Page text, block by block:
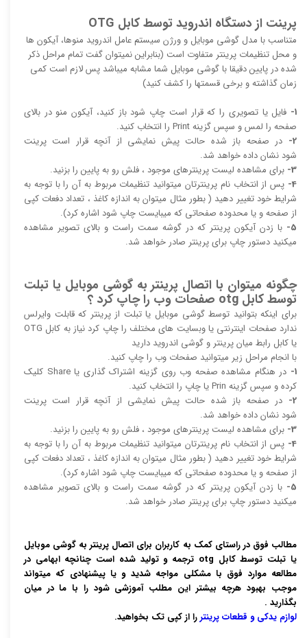
پرینت از دستگاه اندروید توسط کابل OTG
متناسب با مدل گوشی موبایل و ورژن سیستم عامل اندروید منوها، آیکون ها
و محل تنظیمات پرینتر متفاوت است (بنابراین نمیتوان گفت تمام مراحل ذکر
شده در پایین دقیقا با گوشی موبایل شما مشابه میباشد پس لازم است کمی
زمان گذاشته و برخی قسمتها را کشف کنید)
1- فایل یا تصویری را که قرار است چاپ شود باز کنید، آیکون منو در بالای
صفحه را لمس و سپس گزینه Print را انتخاب کنید.
2-
در صفحه باز شده حالت پیش نمایشی از آنچه قرار است پرینت
شود نشان داده خواهد شد.
3- برای مشاهده لیست پرینترهای موجود ، فلش رو به پایین را بزنید.
4- پس از انتخاب نام پرینترتان میتوانید تنظیمات مربوط به آن را با توجه به
شرایط خود تغییر دهید ( بطور مثال میتوان به اندازه کاغذ ، تعداد دفعات کپی
از صفحه و یا محدوده صفحاتی که میبایست چاپ شود اشاره کرد).
5-
با زدن آیکون پرینتر که در گوشه سمت راست و بالای تصویر مشاهده
میکنید دستور چاپ برای پرینتر صادر خواهد شد.
چگونه میتوان با اتصال پرینتر به گوشی موبایل یا تبلت
توسط کابل otg صفحات وب را چاپ کرد ؟
برای اینکه بتوانید توسط گوشی موبایل یا تبلت از پرینتر که قابلت وایرلس
ندارد صفحات اینترنتی یا وبسایت های مختلف را چاپ کرد نیاز به کابل OTG
یا کابل رابط میان پرینتر و گوشی اندروید دارید
با انجام مراحل زیر میتوانید صفحات وب را چاپ کنید.
1-
در هنگام مشاهده صفحه وب روی گزینه اشتراک گذاری یا Share کلیک
کرده و سپس گزینه Prin یا چاپ را انتخاب کنید.
2-
در صفحه باز شده حالت پیش نمایشی از آنچه قرار است پرینت
شود نشان داده خواهد شد.
3- برای مشاهده لیست پرینترهای موجود ، فلش رو به پایین را بزنید.
4- پس از انتخاب نام پرینترتان میتوانید تنظیمات مربوط به آن را با توجه به
شرایط خود تغییر دهید ( بطور مثال میتوان به اندازه کاغذ ، تعداد دفعات کپی
از صفحه و یا محدوده صفحاتی که میبایست چاپ شود اشاره کرد).
5-
با زدن آیکون پرینتر که در گوشه سمت راست و بالای تصویر مشاهده
میکنید دستور چاپ برای پرینتر صادر خواهد شد.
مطالب فوق در راستای کمک به کاربران برای اتصال پرینتر به گوشی موبایل
یا تبلت توسط کابل otg ترجمه و تولید شده است چنانچه ابهامی در
مطالعه موارد فوق با مشکلی مواجه شدید و یا پیشنهادی که میتواند
موجب بهبود هرچه بیشتر این مطلب آموزشی شود را با ما در میان
بگذارید .
لوازم یدکی و قطعات پرینتررا از کپی تک بخواهید.